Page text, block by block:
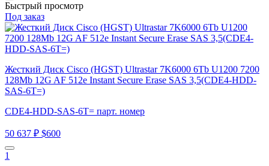
Быстрый просмотр
Под заказ
Жесткий Диск Cisco (HGST) Ultrastar 7K6000 6Tb U1200 7200
128Mb 12G AF 512e Instant Secure Erase SAS 3,5(CDE4-HDD-
SAS-6T=)
CDE4-HDD-SAS-6T= парт. номер
50 637 ₽ $600
1